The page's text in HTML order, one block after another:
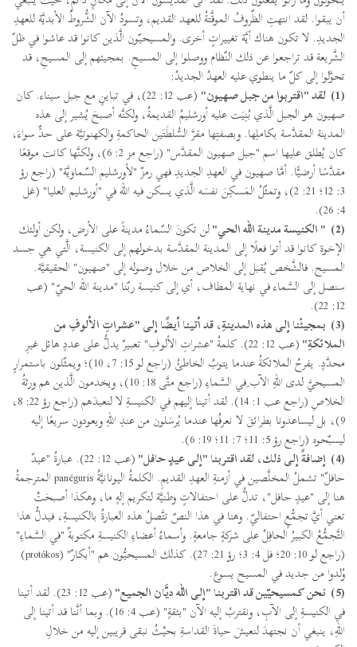
أن يبقوا. لقد انتهتِ الظّروفُ الموقَّتةُ للعهد القديم، وتسودُ الآن الشُّروطُ الأبديَّة للعهدِ
الجديدِ. لا تكون هناك أيَّة تغييراتٍ أخرى. والمسيحيّون الَّذين كانوا قد عاشوا في ظلّ
الشَّريعة قد تراجعوا عن ذلك النّظام ووصلوا إلى المسيحِ. بمجيئهم إلى المسيحِ، قد
تحوَّلوا إلى كلّ ما ينطوي عليه العهدُ الجديدُ:
(1)
لقد "اقتربوا من جبل صهيون"
(عب 12: 22)، في تباينٍ مع جبل سيناء. كان
صهيون هو الجبل الَّذي بُنِيَت عليه أورشليمُ القديمةُ، ولكنَّه أصبحَ يُشير إلى هذه
المدينة المقدَّسة بكاملِها. وبصفتِها مقرَّ السُّلطَتَين الحاكمةِ والكهنوتيَّة على حدٍّ سواءَ،
كان يُطلق عليها اسم "جبل صهيون المقدَّس" (راجع مز 2: 6)، ولكنَّها كانت موقعًا
مقدَّسًا أرضيًّا. أمَّا صهيون في العهدِ الجديدِ فهي رمزٌ "لأورشليم السّماويَّة" (راجع رؤ
3: 12؛ 21: 2)، وتمثّلُ المَسكِنَ نفسَه الَّذي يسكن فيه الله في "أورشليم العليا" (غل
4: 26).
(2)
" الكنيسة مدينة الله الحي"لن تكونَ السّماءُ مدينةً على الأرض، ولكن أولئك
الإخوة كانوا قد أتوا فعلًا إلى المدينة المقدَّسة بدخولهم إلى الكنيسة، الَّتي هي جسد
المسيح. فالشَّخص يُقبل إلى الخلاص من خلال وصوله إلى "صهيون" الحقيقيَّة.
سنصل إلى السَّماء في نهاية المطاف، أي إلى كنيسة ربّنا "مدينة الله الحيّ" (عب
12: 22).
(3)
بمجيئْنا إلى هذه المدينةِ، قد أتينا أيضًا إلى "عشراتِ الألوفِ من
الملائكةِ"
(عب 12: 22). كلمةُ "عشراتِ الألوفِ" تعبيرٌ يدلُّ على عددٍ هائل غيرِ
محدَّدٍ. يفرحُ الملائكةُ عندما يتوبُ الخاطئُ (راجع لو 15: 7، 10)؛ ويمثّلون باستمرارٍ
المسيحيَّ لدى اللهِ الآب ِفي السَّماءِ (راجع متَّى 18: 10)، ويخدمون الَّذين هم ورثةُ
الخلاصِ (راجع عب 1: 14). لقد أتينا إليهم في الكنيسةِ لا لنعبدَهم (راجع رؤ 22: 8،
9)، بل ليساعدونا بطرائقَ لا نعرفُها عندما يُرسَلون من عندِ اللهِ ويعودون سريعًا إليه
ليسبّحوه (راجع رؤ 5: 11؛ 7: 11؛ 19: 6).
(4)
إضافةً إلى ذلك، لقد اقتربنا "إلى عيدٍ حافل"
(عب 12: 22). عبارةُ "عيدٌ
حافلٌ" تشملُ المخلَّصين في أزمنةِ العهدِ القديمِ. الكلمةُ اليونانيَّةُ panéguris المترجمةُ
هنا إلى "عيدٍ حافل"، تدلُّ على احتفالاتٍ وطنيَّة لتكريم إلهٍ ما، وهكذا أصبحَتْ
تعني أيَّ تجمُّعٍ احتفاليّ. وهنا في هذا النصّ تتَّصلُ هذه العبارةُ بالكنيسةِ، فيدلُّ هذا
التَّجمُّعُ الكبيرُ الحافِلُ على شركةٍ جامعةٍ. وأسماءُ أعضاءِ الكنيسةِ مكتوبةٌ "في السَّماءِ"
(راجع لو 10: 20؛ فل 4: 3؛ رؤ 21: 27). كذلك المسيحيُّون هم "أبكارٌ" (protókos)
وُلدوا من جديد في المسيح يسوع.
(5)
نحن كمسيحيّين قد اقتربنا "إلى الله ديَّان الجميع"
(عب 12: 23). لقد أتينا
في الكنيسةِ إلى الآبِ، ونقتربُ إليه الآن "بثقةٍ" (عب 4: 16). وبما أنَّنا قد أتينا إلى
اللهِ، ينبغي أن نجتهدَ لنعيشَ حياةَ القداسةِ بحيْثُ نبقى قريبين إليه من خلالِ